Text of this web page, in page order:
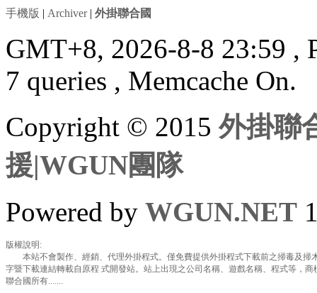
手機版 | Archiver| 外掛聯合國
GMT+8, 2026-8-8 23:59 ,
7 queries , Memcache On.
Copyright © 2015外掛聯
援|WGUN團隊
Powered by WGUN.NET
版權說明:
本站不會製作、經銷、代理外掛程式。僅免費提供外掛程式下載前之掃毒及掃
字暨下載連結轉載自原程 式開發站。站上出現之公司名稱、遊戲名稱、程式等，
聯合國所有.......